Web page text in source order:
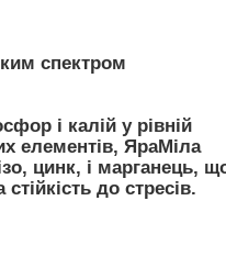
спектром
і калій у рівній
елементів, ЯраМіла
цинк, і марганець,
до стресів.